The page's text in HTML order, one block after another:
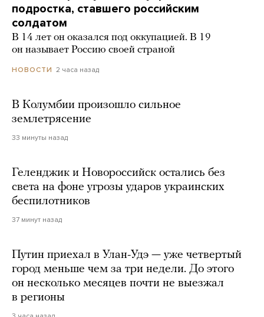
подростка, ставшего российским
солдатом
В 14 лет он оказался под оккупацией. В 19
он называет Россию своей страной
НОВОСТИ 2 часа назад
В Колумбии произошло сильное
землетрясение
33 минуты назад
Геленджик и Новороссийск остались без
света на фоне угрозы ударов украинских
беспилотников
37 минут назад
Путин приехал в Улан-Удэ — уже четвертый
город меньше чем за три недели. До этого
он несколько месяцев почти не выезжал
в регионы